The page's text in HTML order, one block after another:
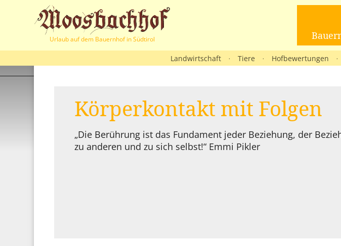
Landwirtschaft · Tiere · Hofbewertungen ·
Urlaub auf dem Bauernhof in Südtirol
Körperkontakt mit Folgen
„Die Berührung ist das Fundament jeder Beziehung, der
zu anderen und zu sich selbst!“ Emmi Pikler